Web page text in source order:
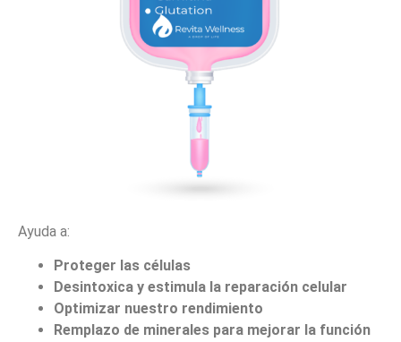
Ayuda a:
Proteger las células
Desintoxica y estimula la reparación celular
Optimizar nuestro rendimiento
Remplazo de minerales para mejorar la función